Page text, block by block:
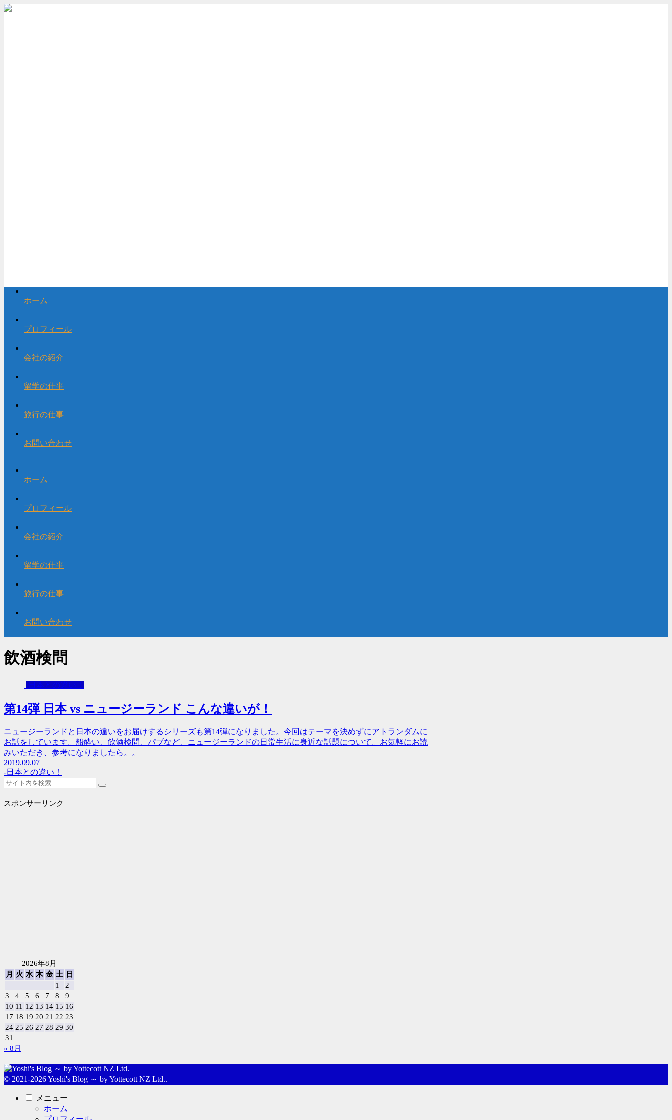
ホーム
プロフィール
会社の紹介
留学の仕事
旅行の仕事
お問い合わせ
ホーム
プロフィール
会社の紹介
留学の仕事
旅行の仕事
お問い合わせ
飲酒検問
-日本との違い！
第14弾 日本 vs ニュージーランド こんな違いが！
ニュージーランドと日本の違いをお届けするシリーズも第14弾になりました。今回はテーマを決めずにアトランダムに
お話をしています。船酔い、飲酒検問、パブなど、ニュージーランドの日常生活に身近な話題について。お気軽にお読
みいただき、参考になりましたら。。
2019.09.07
-日本との違い！
スポンサーリンク
2026年8月
月
火 水 木 金 土
日
1
2
3
4 5 6 7 8
9
10 11 12 13 14 15 16
17 18 19 20 21 22 23
24 25 26 27 28 29 30
31
« 8月
© 2021-2026 Yoshi's Blog ～ by Yottecott NZ Ltd..
メニュー
ホーム